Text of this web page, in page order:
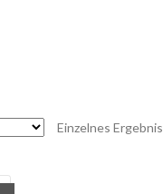
Einzelnes